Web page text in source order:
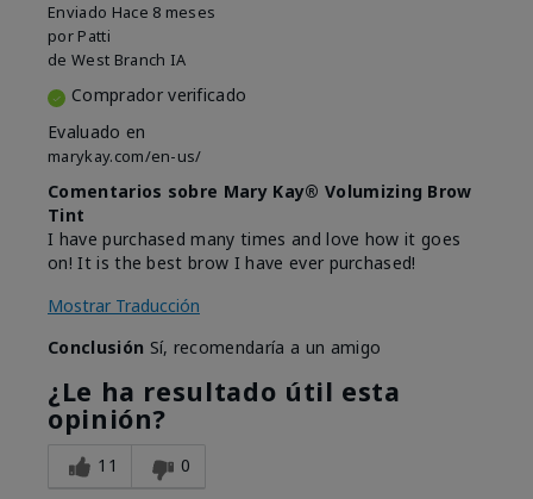
Enviado Hace 8 meses
por Patti
de West Branch IA
Comprador verificado
Evaluado en
marykay.com/en-us/
Comentarios sobre Mary Kay® Volumizing Brow
Tint
I have purchased many times and love how it goes
on! It is the best brow I have ever purchased!
Mostrar Traducción
Conclusión Sí, recomendaría a un amigo
¿Le ha resultado útil esta
opinión?
11 0